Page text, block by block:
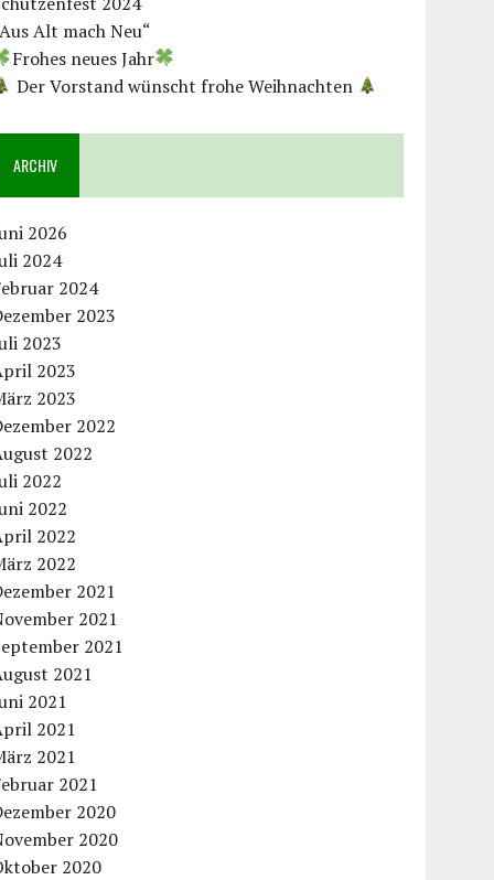
Alt mach Neu“
Frohes neues Jahr
Der Vorstand wünscht frohe Weihnachten
ARCHIV
2026
2024
2024
2023
2023
2023
2023
2022
2022
2022
2022
2022
2022
2021
2021
2021
2021
2021
2021
2021
2021
2020
2020
2020